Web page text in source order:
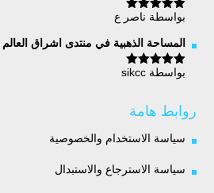
تم التقييم5
بواسطة ناصر ع
المساحة الذهبية في منتدى اشراق العالم
تم التقييم5
بواسطة sikcc
روابط هامة
سياسة الاستخدام والخصوصية
سياسة الاسترجاع والاستبدال